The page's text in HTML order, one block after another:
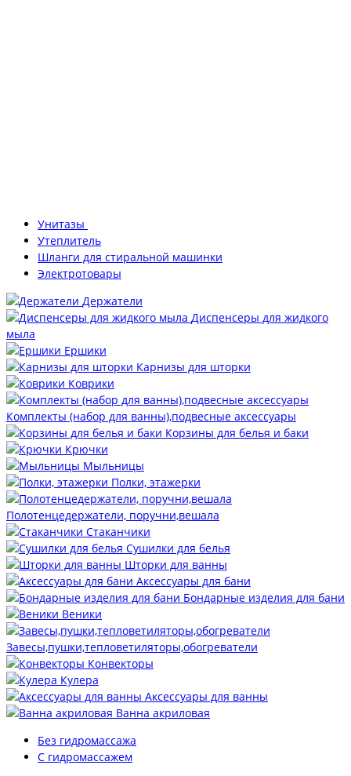
Унитазы
Утеплитель
Шланги для стиральной машинки
Электротовары
Держатели
Диспенсеры для жидкого
мыла
Ершики
Карнизы для шторки
Коврики
Комплекты (набор для ванны),подвесные аксессуары
Корзины для белья и баки
Крючки
Мыльницы
Полки, этажерки
Полотенцедержатели, поручни,вешала
Стаканчики
Сушилки для белья
Шторки для ванны
Аксессуары для бани
Бондарные изделия для бани
Веники
Завесы,пушки,тепловетиляторы,обогреватели
Конвекторы
Кулера
Аксессуары для ванны
Ванна акриловая
Без гидромассажа
С гидромассажем